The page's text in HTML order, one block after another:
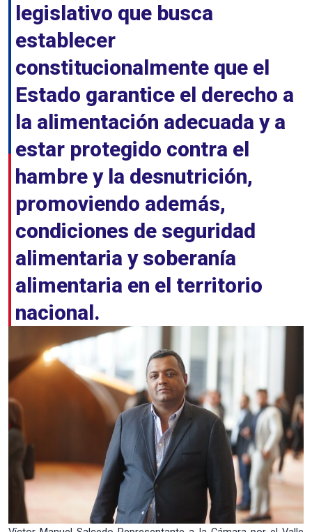
legislativo que busca
establecer
constitucionalmente que el
Estado garantice el derecho a
la alimentación adecuada y a
estar protegido contra el
hambre y la desnutrición,
promoviendo además,
condiciones de seguridad
alimentaria y soberanía
alimentaria en el territorio
nacional.